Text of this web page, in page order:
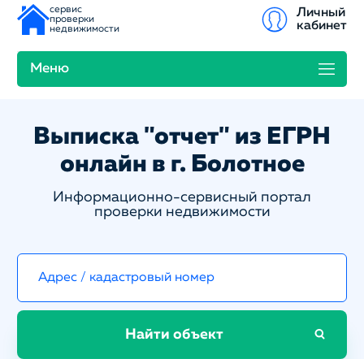
сервис
проверки
недвижимости
Меню
Личный
кабинет
Выписка "отчет" из ЕГРН
онлайн в г. Болотное
Информационно-сервисный портал
проверки недвижимости
Найти объект